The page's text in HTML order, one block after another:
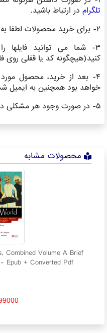
تلگرامدر ارتباط باشید.
۳- شما می توانید فایلها
کنید(هیچگونه کد یا قفلی روی
۴- بعد از خرید، محصول مورد
خواهد بود همچنین به ایمیل
محصولات مشابه
Combined Volume A Brief
Epub + Converted Pdf
499000